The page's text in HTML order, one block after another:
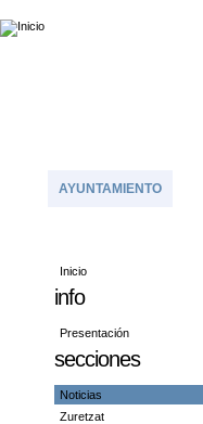
AYUNTAMIENTO
Inicio
info
Presentación
secciones
Noticias
Zuretzat